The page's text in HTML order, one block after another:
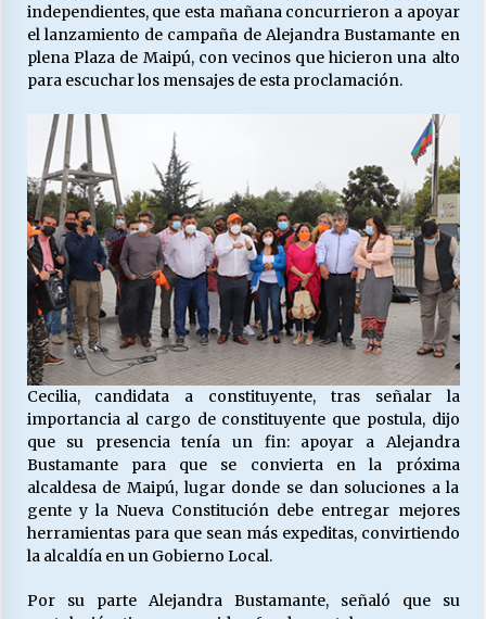
Chile y sus segmentos de la riqueza
06/04/2026
independientes, que esta mañana concurrieron a apoyar
el lanzamiento de campaña de Alejandra Bustamante en
plena Plaza de Maipú, con vecinos que hicieron una alto
para escuchar los mensajes de esta proclamación.
Cecilia, candidata a constituyente, tras señalar la
importancia al cargo de constituyente que postula, dijo
que su presencia tenía un fin: apoyar a Alejandra
Bustamante para que se convierta en la próxima
alcaldesa de Maipú, lugar donde se dan soluciones a la
gente y la Nueva Constitución debe entregar mejores
herramientas para que sean más expeditas, convirtiendo
la alcaldía en un Gobierno Local.
Por su parte Alejandra Bustamante, señaló que su